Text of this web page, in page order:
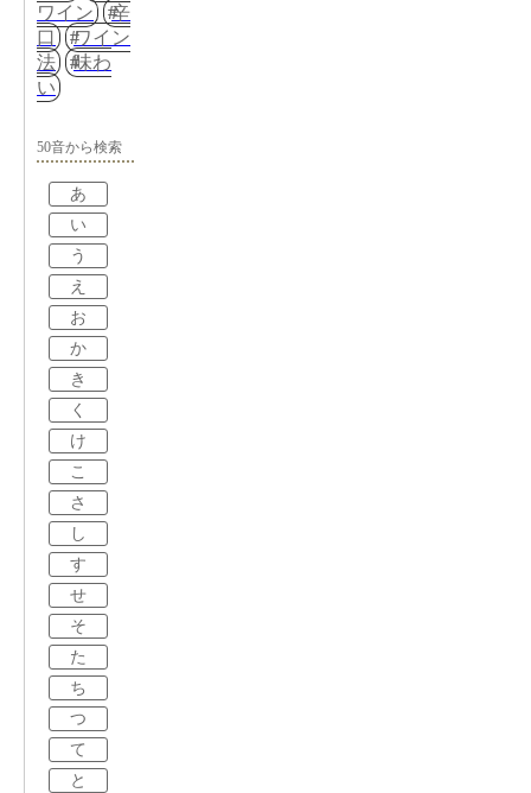
ワイン
辛
口
ワイン
法
味わ
い
50音から検索
あ
い
う
え
お
か
き
く
け
こ
さ
し
す
せ
そ
た
ち
つ
て
と